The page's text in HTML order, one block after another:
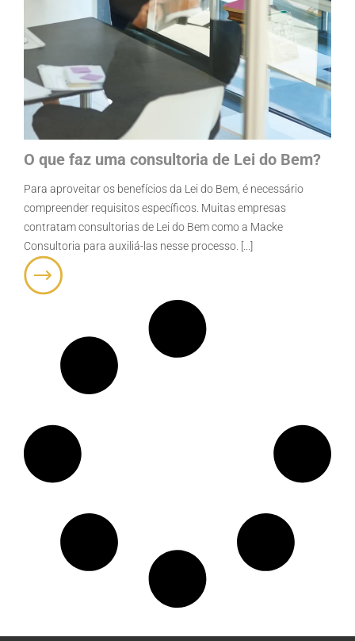
O que faz uma consultoria de Lei do Bem?
Para aproveitar os benefícios da Lei do Bem, é necessário
compreender requisitos específicos. Muitas empresas
contratam consultorias de Lei do Bem como a Macke
Consultoria para auxiliá-las nesse processo. [...]